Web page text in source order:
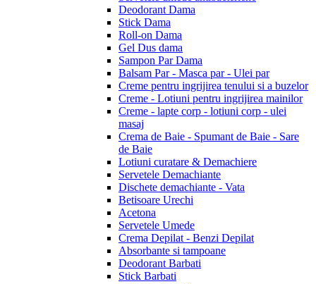
Deodorant Dama
Stick Dama
Roll-on Dama
Gel Dus dama
Sampon Par Dama
Balsam Par - Masca par - Ulei par
Creme pentru ingrijirea tenului si a buzelor
Creme - Lotiuni pentru ingrijirea mainilor
Creme - lapte corp - lotiuni corp - ulei
masaj
Crema de Baie - Spumant de Baie - Sare
de Baie
Lotiuni curatare & Demachiere
Servetele Demachiante
Dischete demachiante - Vata
Betisoare Urechi
Acetona
Servetele Umede
Crema Depilat - Benzi Depilat
Absorbante si tampoane
Deodorant Barbati
Stick Barbati